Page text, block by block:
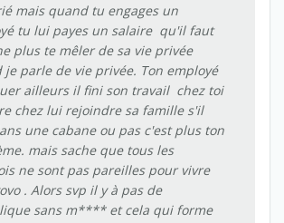
mais quand tu engages un
tu lui payes un salaire qu'il faut
plus te mêler de sa vie privée
je parle de vie privée. Ton employé
ailleurs il fini son travail chez toi
chez lui rejoindre sa famille s'il
une cabane ou pas c'est plus ton
mais sache que tous les
ne sont pas pareilles pour vivre
. Alors svp il y à pas de
sans m**** et cela qui forme